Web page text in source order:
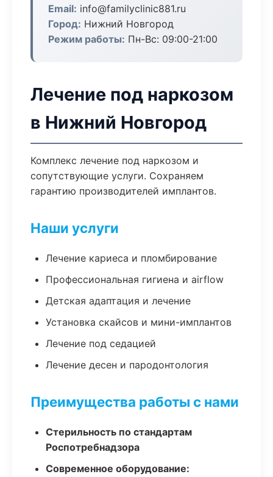
Email: info@familyclinic881.ru
Город: Нижний Новгород
Режим работы: Пн-Вс: 09:00-21:00
Лечение под наркозом
в Нижний Новгород
Комплекс лечение под наркозом и
сопутствующие услуги. Сохраняем
гарантию производителей имплантов.
Наши услуги
Лечение кариеса и пломбирование
Профессиональная гигиена и airflow
Детская адаптация и лечение
Установка скайсов и мини-имплантов
Лечение под седацией
Лечение десен и пародонтология
Преимущества работы с нами
Стерильность по стандартам
Роспотребнадзора
Современное оборудование: